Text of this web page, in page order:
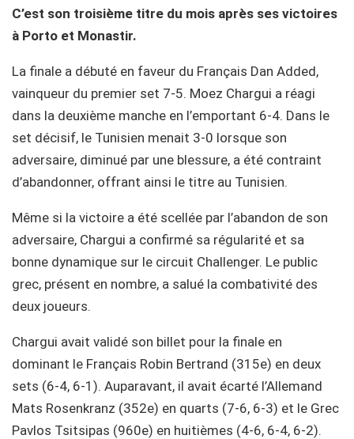
C’est son troisième titre du mois après ses victoires
à Porto et Monastir.
La finale a débuté en faveur du Français Dan Added,
vainqueur du premier set 7-5. Moez Chargui a réagi
dans la deuxième manche en l’emportant 6-4. Dans le
set décisif, le Tunisien menait 3-0 lorsque son
adversaire, diminué par une blessure, a été contraint
d’abandonner, offrant ainsi le titre au Tunisien.
Même si la victoire a été scellée par l’abandon de son
adversaire, Chargui a confirmé sa régularité et sa
bonne dynamique sur le circuit Challenger. Le public
grec, présent en nombre, a salué la combativité des
deux joueurs.
Chargui avait validé son billet pour la finale en
dominant le Français Robin Bertrand (315e) en deux
sets (6-4, 6-1). Auparavant, il avait écarté l’Allemand
Mats Rosenkranz (352e) en quarts (7-6, 6-3) et le Grec
Pavlos Tsitsipas (960e) en huitièmes (4-6, 6-4, 6-2).